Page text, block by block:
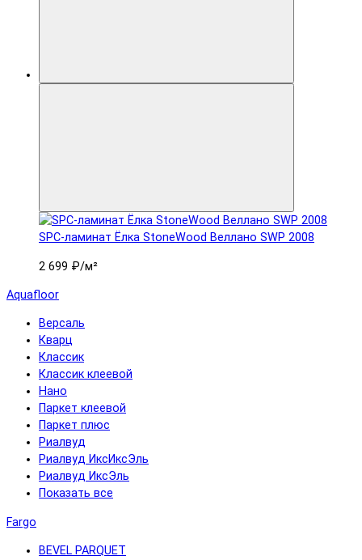
SPC-ламинат Ëлка StoneWood Веллано SWP 2008
2 699 ₽/м²
Aquafloor
Версаль
Кварц
Классик
Классик клеевой
Нано
Паркет клеевой
Паркет плюс
Риалвуд
Риалвуд ИксИксЭль
Риалвуд ИксЭль
Показать все
Fargo
BEVEL PARQUET